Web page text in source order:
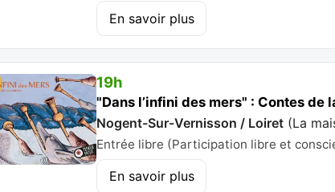
En savoir plus
19h
"Dans l’infini des mers" : Contes
Nogent-Sur-Vernisson / Loiret (La
Entrée libre (Participation libre et
En savoir plus